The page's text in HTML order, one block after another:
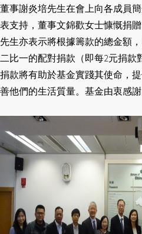
董事謝炎培先生在會上向各成員
表支持，董事文錦歡女士慷慨捐
先生亦表示將根據籌款的總金額
二比一的配對捐款（即每2元捐
捐款將有助於基金實踐其使命，
善他們的生活質量。基金由衷感